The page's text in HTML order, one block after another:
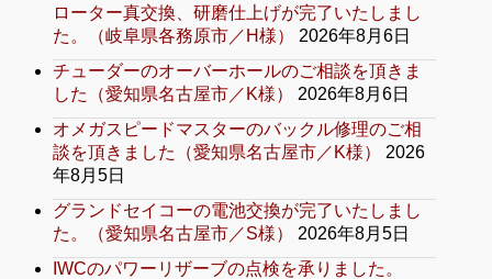
ローター真交換、研磨仕上げが完了いたしまし
た。（岐阜県各務原市／H様）
2026年8月6日
チューダーのオーバーホールのご相談を頂きま
した（愛知県名古屋市／K様）
2026年8月6日
オメガスピードマスターのバックル修理のご相
談を頂きました（愛知県名古屋市／K様）
2026
年8月5日
グランドセイコーの電池交換が完了いたしまし
た。（愛知県名古屋市／S様）
2026年8月5日
IWCのパワーリザーブの点検を承りました。